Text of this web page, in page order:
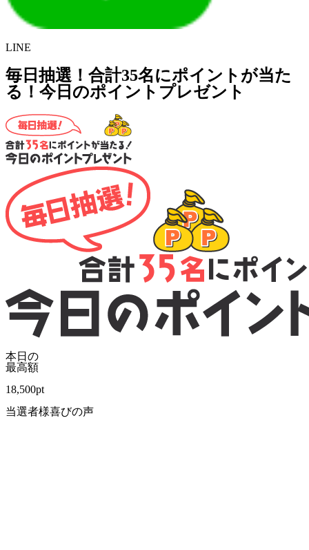
LINE
毎日抽選！合計35名にポイントが当た
る！今日のポイントプレゼント
本日の
最高額
18,500pt
当選者様喜びの声